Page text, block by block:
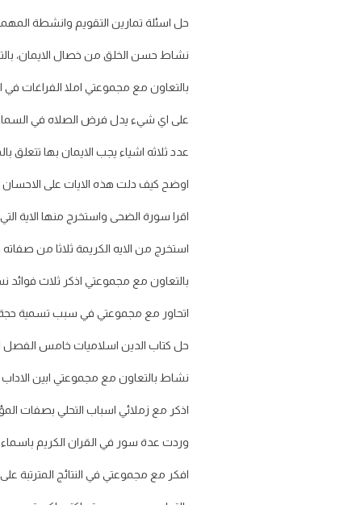
حل اسئلة تمارين التقويم وانشطة المهمة
نشاط حسن الخلق من خصال الايمان،
بالتعاون مع مجموعتي املا الفراغات في
على اي شيء يدل فرض الصلاه في
عدد ثلاثه اشياء يجب الايمان بها تتعلق
اوضح كيف دلت هذه الايات على الاحسان
اقرا سورة الضحى واستخرج منها الاية
استخرج من الايه الكريمة ثلاثا من
بالتعاون مع مجموعتي اذكر ثلاث فوائد
اتحاور مع مجموعتي في سبب تسمية حجة
حل كتاب الدين اسلاميات خامس الفصل الثالث ف٣ خريطة
نشاط بالتعاون مع مجموعتي ابين الاداب
اذكر مع زملائي اسباب التحلي بصفات
وردت عدة سور في القران الكريم باسماء
افكر مع مجموعتي في النتائج المترتبة